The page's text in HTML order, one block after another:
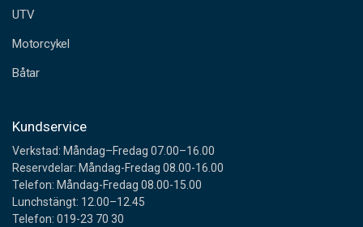
s
UTV
Motorcykel
Båtar
Kundservice
Verkstad: Måndag–Fredag 07.00–16.00
Reservdelar: Måndag-Fredag 08.00-16.00
Telefon: Måndag-Fredag 08.00-15.00
Lunchstängt: 12.00–12.45
Telefon: 019-23 70 30